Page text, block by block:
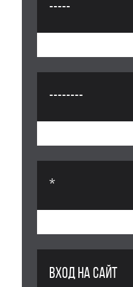
-----
--------
*
ВХОД НА САЙТ